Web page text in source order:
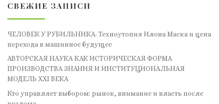
СВЕЖИЕ ЗАПИСИ
ЧЕЛОВЕК У РУБИЛЬНИКА. Техноутопия Илона Маска и цена
перехода в машинное будущее
АВТОРСКАЯ НАУКА КАК ИСТОРИЧЕСКАЯ ФОРМА
ПРОИЗВОДСТВА ЗНАНИЯ И ИНСТИТУЦИОНАЛЬНАЯ
МОДЕЛЬ XXI ВЕКА
Кто управляет выбором: рынок, внимание и власть после